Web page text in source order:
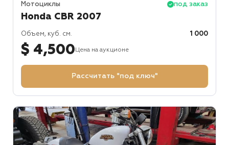
Мотоциклы под заказ
Honda CBR 2007
Объем, куб. см. 1 000
$ 4,500 Цена на аукционе
Рассчитать "под ключ"